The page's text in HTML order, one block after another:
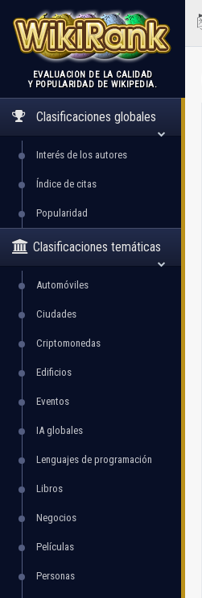
WikiRank
EVALUACIÓN DE LA CALIDAD
Y POPULARIDAD DE WIKIPEDIA.
Clasificaciones globales
Interés de los autores
Índice de citas
Popularidad
Clasificaciones temáticas
Automóviles
Ciudades
Criptomonedas
Edificios
Eventos
IA globales
Lenguajes de programación
Libros
Negocios
Películas
Personas